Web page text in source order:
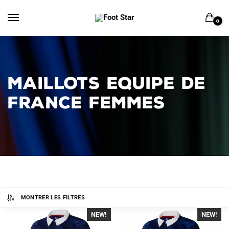
0
MAILLOTS EQUIPE DE
FRANCE FEMMES
MONTRER LES FILTRES
-40%
NEW! -40%
NEW!